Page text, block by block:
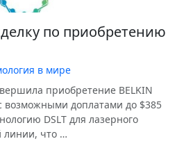
по приобретению
в мире
приобретение BELKIN
возможными доплатами до $385
DSLT для лазерного
линии, что …